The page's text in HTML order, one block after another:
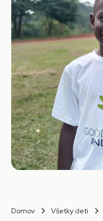
Domov Všetky deti